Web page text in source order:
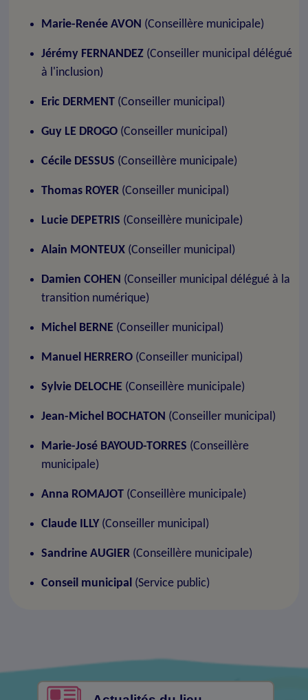
Marie-Renée AVON (Conseillère municipale)
Jérémy FERNANDEZ(Conseiller municipal délégué
à l'inclusion)
Eric DERMENT(Conseiller municipal)
Guy LE DROGO(Conseiller municipal)
Cécile DESSUS (Conseillère municipale)
Thomas ROYER(Conseiller municipal)
Lucie DEPETRIS (Conseillère municipale)
Alain MONTEUX(Conseiller municipal)
Damien COHEN (Conseiller municipal délégué à la
transition numérique)
Michel BERNE (Conseiller municipal)
Manuel HERRERO(Conseiller municipal)
Sylvie DELOCHE (Conseillère municipale)
Jean-Michel BOCHATON (Conseiller municipal)
Marie-José BAYOUD-TORRES (Conseillère
municipale)
Anna ROMAJOT(Conseillère municipale)
Claude ILLY(Conseiller municipal)
Sandrine AUGIER(Conseillère municipale)
Conseil municipal (Service public)